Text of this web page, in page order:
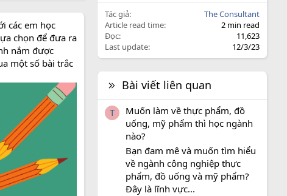
các em học
chọn để đưa ra
nắm được
một số bài trắc
Tác giả
The Consultant
Article read time
2 min read
Đọc
11,623
Last update
12/3/23
Bài viết liên quan
T
Muốn làm về thực phẩm, đồ
uống, mỹ phẩm thì học ngành
nào?
Bạn đam mê và muốn tìm hiểu
về ngành công nghiệp thực
phẩm, đồ uống và mỹ phẩm?
Đây là lĩnh vực...